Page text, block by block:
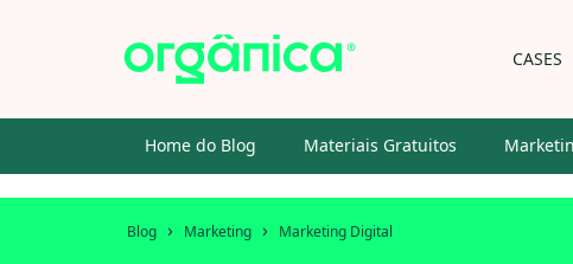
CASES
Home do Blog Materiais Gratuitos
Blog › Marketing › Marketing Digital